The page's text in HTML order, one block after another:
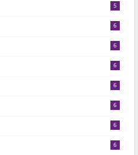
5
6
6
6
6
6
6
6